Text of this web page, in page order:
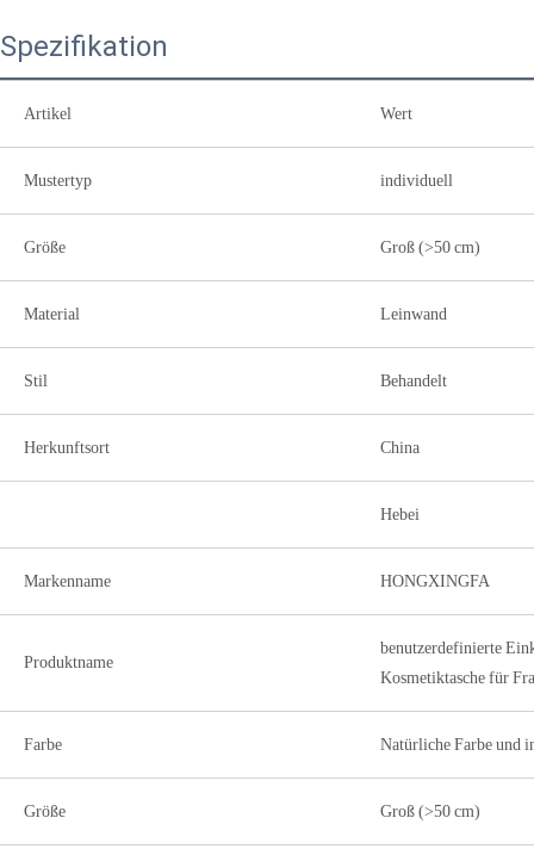
Spezifikation
Artikel Wert
Mustertyp individuell
Größe Groß (>50 cm)
Material Leinwand
Stil Behandelt
Herkunftsort China
Hebei
Markenname HONGXINGFA
Produktname
benutzerdefinierte
Kosmetiktasche für
Farbe Natürliche Farbe und
Größe Groß (>50 cm)